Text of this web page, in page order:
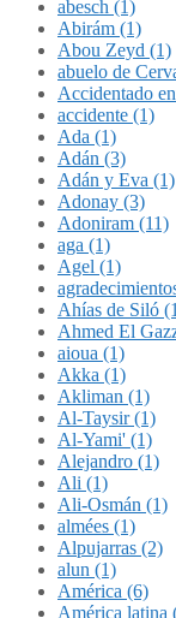
abesch (1)
Abirám (1)
Abou Zeyd (1)
abuelo de
Accidentado
accidente (1)
Ada (1)
Adán (3)
Adán y Eva (1)
Adonay (3)
Adoniram (11)
aga (1)
Agel (1)
Ahías de Siló
Ahmed El
aioua (1)
Akka (1)
Akliman (1)
Al-Taysir (1)
Al-Yami' (1)
Alejandro (1)
Ali (1)
Ali-Osmán (1)
almées (1)
Alpujarras (2)
alun (1)
América (6)
América latina